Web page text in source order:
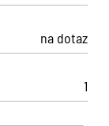
na dotaz
1